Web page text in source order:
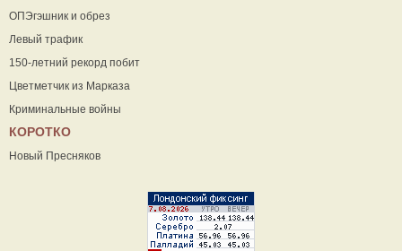
ОПЭгэшник и обрез
Левый трафик
150-летний рекорд побит
Цветметчик из Марказа
Криминальные войны
КОРОТКО
Новый Пресняков